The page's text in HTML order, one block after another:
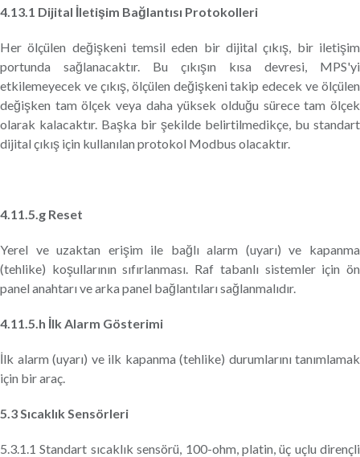
4.13.1 Dijital İletişim Bağlantısı Protokolleri
Her ölçülen değişkeni temsil eden bir dijital çıkış, bir iletişim
portunda sağlanacaktır. Bu çıkışın kısa devresi, MPS'yi
etkilemeyecek ve çıkış, ölçülen değişkeni takip edecek ve ölçülen
değişken tam ölçek veya daha yüksek olduğu sürece tam ölçek
olarak kalacaktır. Başka bir şekilde belirtilmedikçe, bu standart
dijital çıkış için kullanılan protokol Modbus olacaktır.
4.11.5.g Reset
Yerel ve uzaktan erişim ile bağlı alarm (uyarı) ve kapanma
(tehlike) koşullarının sıfırlanması. Raf tabanlı sistemler için ön
panel anahtarı ve arka panel bağlantıları sağlanmalıdır.
4.11.5.h İlk Alarm Gösterimi
İlk alarm (uyarı) ve ilk kapanma (tehlike) durumlarını tanımlamak
için bir araç.
5.3 Sıcaklık Sensörleri
5.3.1.1 Standart sıcaklık sensörü, 100-ohm, platin, üç uçlu dirençli